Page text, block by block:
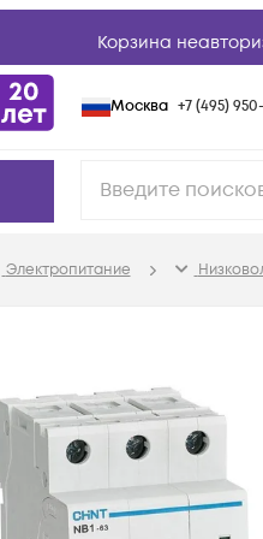
Корзина
Москва +7 (495) 950-
Электропитание